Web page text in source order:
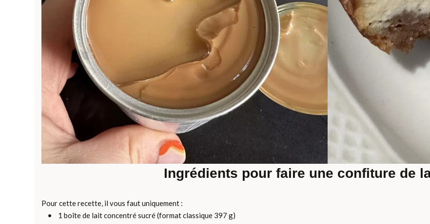
Ingrédients pour faire une confiture de
Pour cette recette, il vous faut uniquement :
• 1 boîte de lait concentré sucré (format classique 397 g)